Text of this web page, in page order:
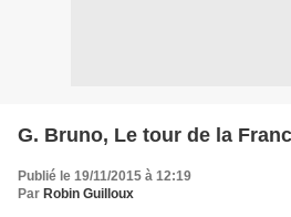
G. Bruno, Le tour de la
Publié le 19/11/2015 à 12:19
Par Robin Guilloux